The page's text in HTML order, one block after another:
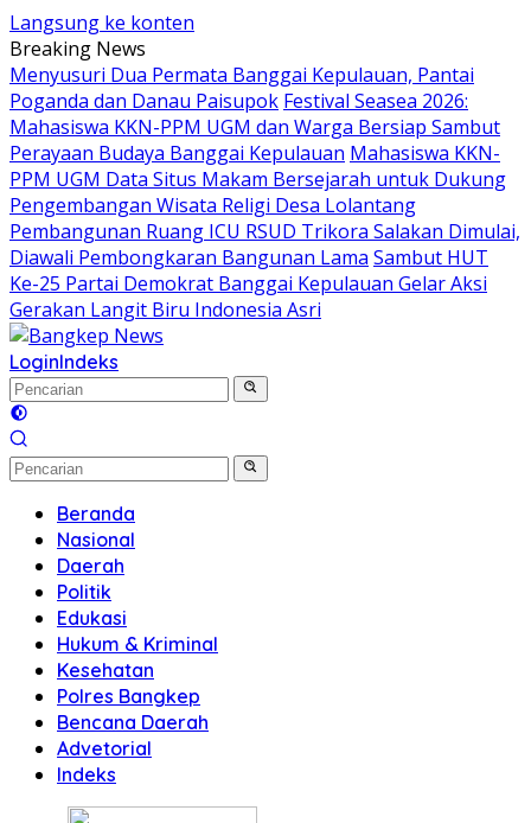
Langsung ke konten
Breaking News
Menyusuri Dua Permata Banggai Kepulauan, Pantai
Poganda dan Danau Paisupok Festival Seasea 2026:
Mahasiswa KKN-PPM UGM dan Warga Bersiap Sambut
Perayaan Budaya Banggai Kepulauan Mahasiswa KKN-
PPM UGM Data Situs Makam Bersejarah untuk Dukung
Pengembangan Wisata Religi Desa Lolantang
Pembangunan Ruang ICU RSUD Trikora Salakan Dimulai,
Diawali Pembongkaran Bangunan Lama Sambut HUT
Ke-25 Partai Demokrat Banggai Kepulauan Gelar Aksi
Gerakan Langit Biru Indonesia Asri
LoginIndeks
Beranda
Nasional
Daerah
Politik
Edukasi
Hukum & Kriminal
Kesehatan
Polres Bangkep
Bencana Daerah
Advetorial
Indeks